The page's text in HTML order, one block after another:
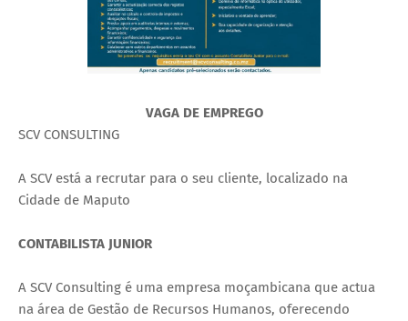
VAGA DE EMPREGO
SCV CONSULTING
A SCV está a recrutar para o seu cliente, localizado na
Cidade de Maputo
CONTABILISTA JUNIOR
A SCV Consulting é uma empresa moçambicana que actua
na área de Gestão de Recursos Humanos, oferecendo